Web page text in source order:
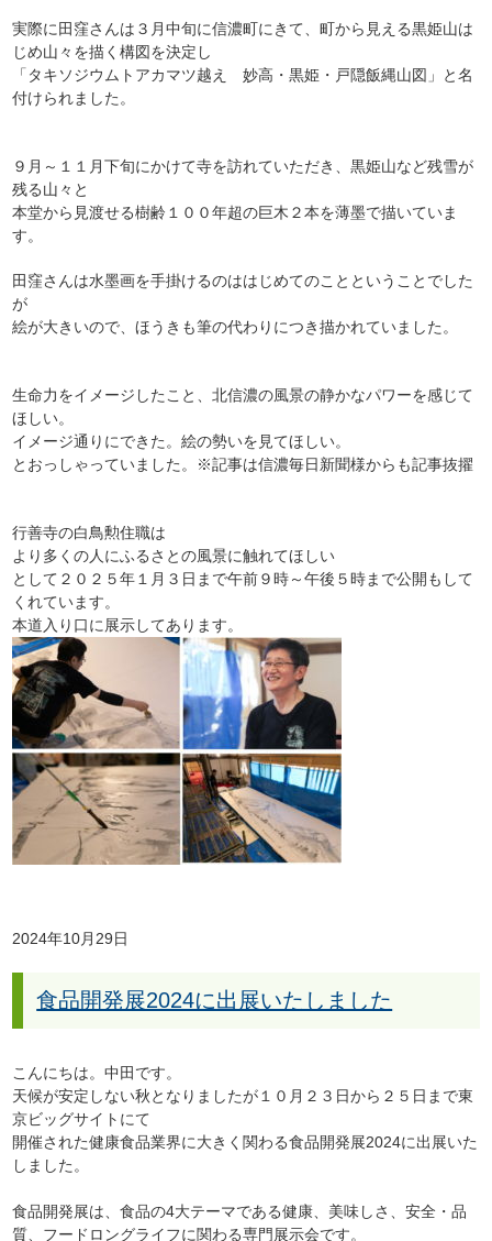
実際に田窪さんは３月中旬に信濃町にきて、町から見える黒姫山は
じめ山々を描く構図を決定し
「タキソジウムトアカマツ越え 妙高・黒姫・戸隠飯縄山図」と名
付けられました。
９月～１１月下旬にかけて寺を訪れていただき、黒姫山など残雪が
残る山々と
本堂から見渡せる樹齢１００年超の巨木２本を薄墨で描いていま
す。
田窪さんは水墨画を手掛けるのははじめてのことということでした
が
絵が大きいので、ほうきも筆の代わりにつき描かれていました。
生命力をイメージしたこと、北信濃の風景の静かなパワーを感じて
ほしい。
イメージ通りにできた。絵の勢いを見てほしい。
とおっしゃっていました。※記事は信濃毎日新聞様からも記事抜擢
行善寺の白鳥勲住職は
より多くの人にふるさとの風景に触れてほしい
として２０２５年１月３日まで午前９時～午後５時まで公開もして
くれています。
本道入り口に展示してあります。
2024年10月29日
食品開発展2024に出展いたしました
こんにちは。中田です。
天候が安定しない秋となりましたが１０月２３日から２５日まで東
京ビッグサイトにて
開催された健康食品業界に大きく関わる食品開発展2024に出展いた
しました。
食品開発展は、食品の4大テーマである健康、美味しさ、安全・品
質、フードロングライフに関わる専門展示会です。